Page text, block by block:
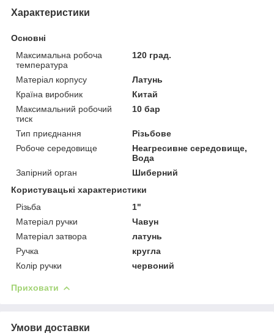
Характеристики
Основні
Максимальна робоча
температура
120 град.
Матеріал корпусу
Латунь
Країна виробник
Китай
Максимальний робочий
тиск
10 бар
Тип приєднання
Різьбове
Робоче середовище
Неагресивне середовище,
Вода
Запірний орган
Шиберний
Користувацькі характеристики
Різьба
1"
Матеріал ручки
Чавун
Матеріал затвора
латунь
Ручка
кругла
Колір ручки
червоний
Приховати
Умови доставки